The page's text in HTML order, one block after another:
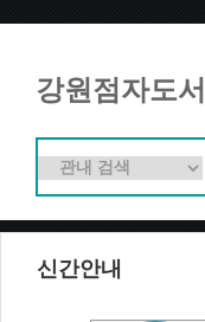
강원점자도
신간안내